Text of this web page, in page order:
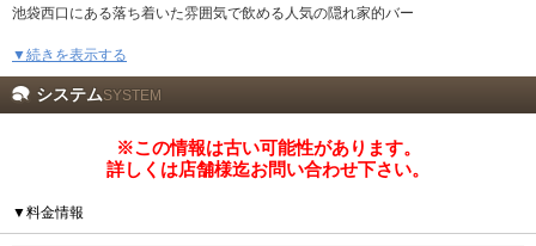
池袋西口にある落ち着いた雰囲気で飲める人気の隠れ家的バー
キャバクラ、クラブが終わった後にもう少しだけ飲みたい方にもって来いのお
営業時間も0:00～翌10:00ぐらいまでまったり営業中！
語りながら飲むのも良し、アフターやデートで素敵な女性との会話を楽しみな
がら飲むのも良し！
ゆったりとした空間で心ゆくまでお酒を楽しめます！
当店では「貸切」営業もしています！
▼続きを表示する
システムSYSTEM
※この情報は古い可能性があります。
詳しくは店舗様迄お問い合わせ下さい。
▼料金情報